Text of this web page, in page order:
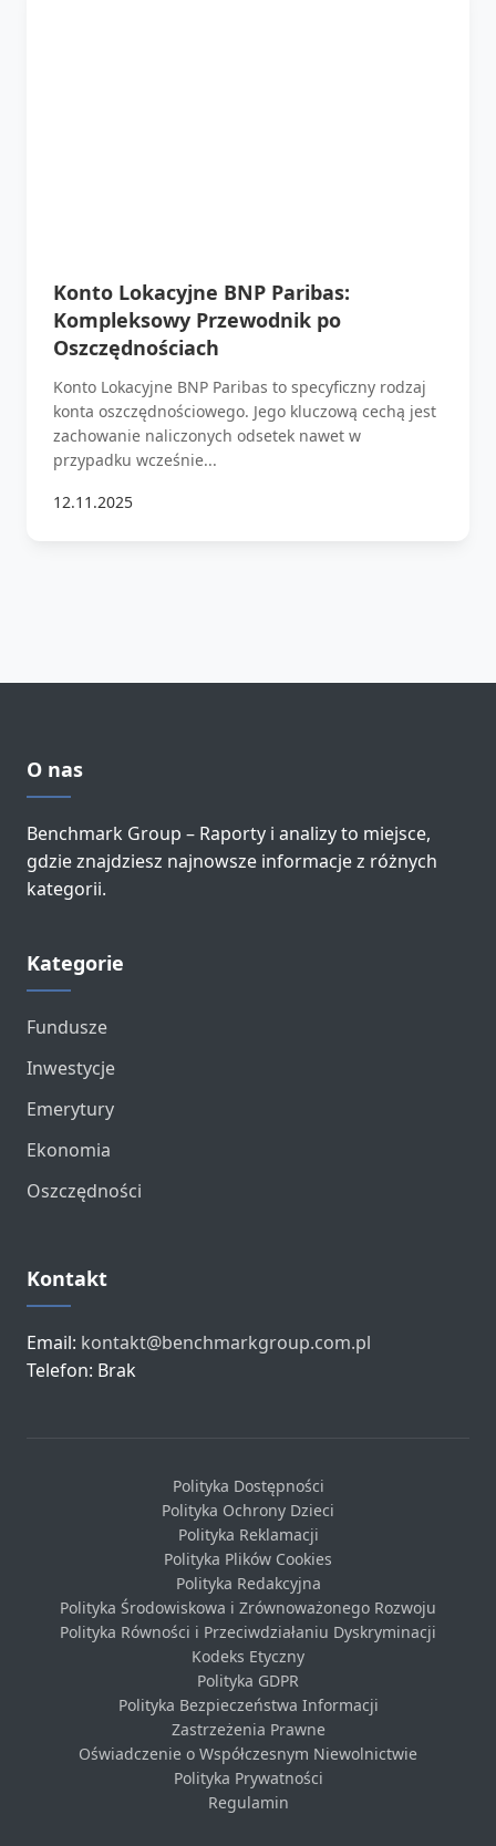
Konto Lokacyjne BNP Paribas:
Kompleksowy Przewodnik po
Oszczędnościach
Konto Lokacyjne BNP Paribas to specyficzny rodzaj
konta oszczędnościowego. Jego kluczową cechą jest
zachowanie naliczonych odsetek nawet w
przypadku wcześnie...
12.11.2025
O nas
Benchmark Group – Raporty i analizy to miejsce,
gdzie znajdziesz najnowsze informacje z różnych
kategorii.
Kategorie
Fundusze
Inwestycje
Emerytury
Ekonomia
Oszczędności
Kontakt
Email: kontakt@benchmarkgroup.com.pl
Telefon: Brak
Polityka Dostępności
Polityka Ochrony Dzieci
Polityka Reklamacji
Polityka Plików Cookies
Polityka Redakcyjna
Polityka Środowiskowa i Zrównoważonego Rozwoju
Polityka Równości i Przeciwdziałaniu Dyskryminacji
Kodeks Etyczny
Polityka GDPR
Polityka Bezpieczeństwa Informacji
Zastrzeżenia Prawne
Oświadczenie o Współczesnym Niewolnictwie
Polityka Prywatności
Regulamin